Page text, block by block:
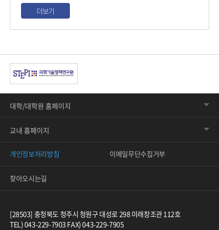
더보기
대학/대학원 홈페이지
교내 홈페이지
개인정보처리방침 이메일무단수집거부
찾아오시는길
[28503] 충청북도 청주시 청원구 대성로 298 미래창조관 112호
TEL) 043-229-7903 FAX) 043-229-7905